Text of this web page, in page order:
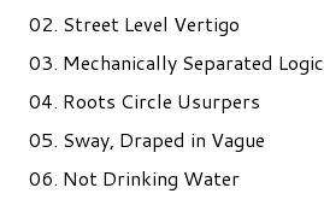
02. Street Level Vertigo
03. Mechanically Separated Logic
04. Roots Circle Usurpers
05. Sway, Draped in Vague
06. Not Drinking Water